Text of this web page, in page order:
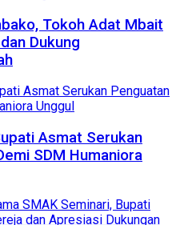
Tokoh Adat Mbait
Dukung
Asmat Serukan
SDM Humaniora